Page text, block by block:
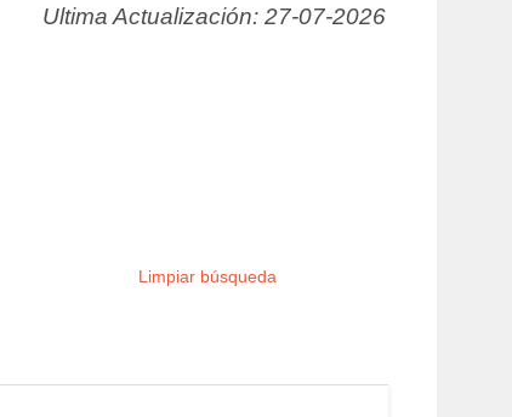
Ultima Actualización: 27-07-2026
Limpiar búsqueda